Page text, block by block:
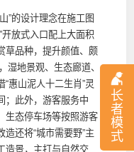
长
者
模
式
的设计理念在施工图
开放式入口配上大面积
草品种，提升颜值、颇
湿地景观、生态廊道、
惠山泥人十二生肖”灵
；此外，游客服务中
生态停车场等按照游客
还将“城市需要野”主
造景，主打与自然交